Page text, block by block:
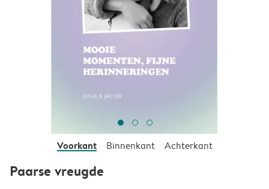
Voorkant Binnenkant Achterkant
Paarse vreugde